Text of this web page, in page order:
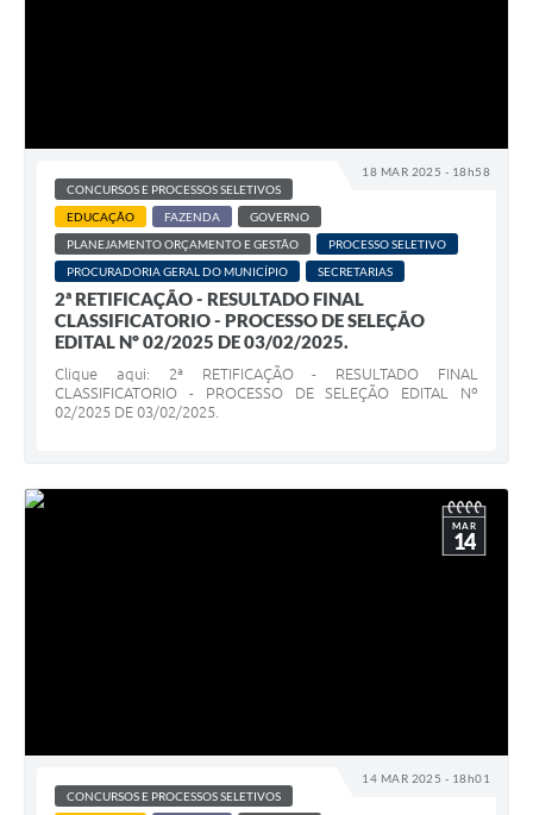
18 MAR 2025 - 18h58
CONCURSOS E PROCESSOS SELETIVOS
EDUCAÇÃO
FAZENDA
GOVERNO
PLANEJAMENTO ORÇAMENTO E GESTÃO
PROCESSO SELETIVO
PROCURADORIA GERAL DO MUNICÍPIO
SECRETARIAS
2ª RETIFICAÇÃO - RESULTADO FINAL
CLASSIFICATORIO - PROCESSO DE SELEÇÃO
EDITAL Nº 02/2025 DE 03/02/2025.
Clique aqui: 2ª RETIFICAÇÃO - RESULTADO FINAL
CLASSIFICATORIO - PROCESSO DE SELEÇÃO EDITAL Nº
02/2025 DE 03/02/2025.
14 MAR 2025 - 18h01
MAR
14
CONCURSOS E PROCESSOS SELETIVOS